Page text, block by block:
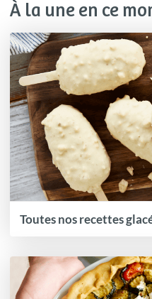
À la une en ce
Toutes nos recettes